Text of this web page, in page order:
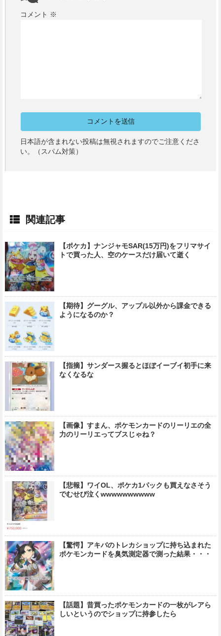
コメント ※
日本語が含まれない投稿は無視されますのでご注意くださ
い。（スパム対策）
関連記事
【ポケカ】ナンジャモSAR(15万円)をフリマサイ
トで買った人、空のケースだけ届いて逝く
【期待】グーグル、アップル以外から課金できる
ようになるのか？
【指摘】サンダース握るとほぼイーブイ初手に来
なくなるな
【画像】すまん、ポケモンカードのリーリエの全
力のリーリエってブスじゃね？
【悲報】ワイOL、ポケカ1パックも買えなさそう
でむせび泣くwwwwwwwwww
【驚愕】アキバのトレカショップに持ち込まれた
ポケモンカードを臭気測定器で測った結果・・・
【話題】昔買ったポケモンカードの一枚がレアら
しいというのでショップに持参したら